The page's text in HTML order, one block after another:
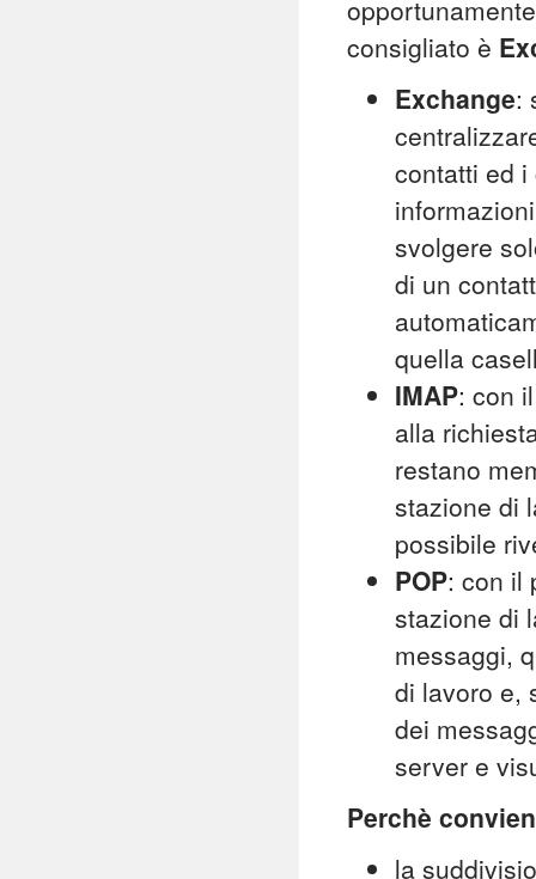
consigliato è
Exchange:
contatti ed
svolgere
di un
quella
IMAP: con
alla
restano
stazione di
possibile
POP: con il
stazione di
messaggi,
di lavoro e,
dei
server e
Perchè
la